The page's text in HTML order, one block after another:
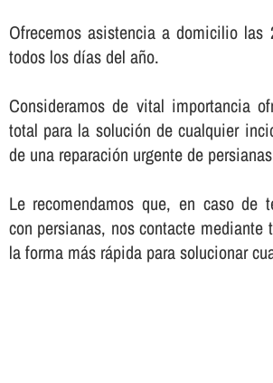
Ofrecemos asistencia a domicilio
todos los dí­as del año.
Consideramos de vital importancia
total para la solución de cualquier
de una reparación urgente de
Le recomendamos que, en caso de
con persianas, nos contacte mediante
la forma más rápida para solucionar